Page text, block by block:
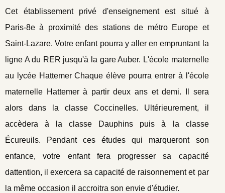
Cet établissement privé d'enseignement est situé à
Paris-8e à proximité des stations de métro Europe et
Saint-Lazare. Votre enfant pourra y aller en empruntant la
ligne A du RER jusqu'à la gare Auber. L'école maternelle
au lycée Hattemer Chaque élève pourra entrer à l'école
maternelle Hattemer à partir deux ans et demi. Il sera
alors dans la classe Coccinelles. Ultérieurement, il
accèdera à la classe Dauphins puis à la classe
Écureuils. Pendant ces études qui marqueront son
enfance, votre enfant fera progresser sa capacité
dattention, il exercera sa capacité de raisonnement et par
la même occasion il accroitra son envie d'étudier.